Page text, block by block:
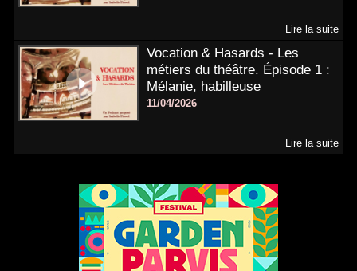
Lire la suite
Vocation & Hasards - Les
métiers du théâtre. Épisode 1 :
Mélanie, habilleuse
11/04/2026
Lire la suite